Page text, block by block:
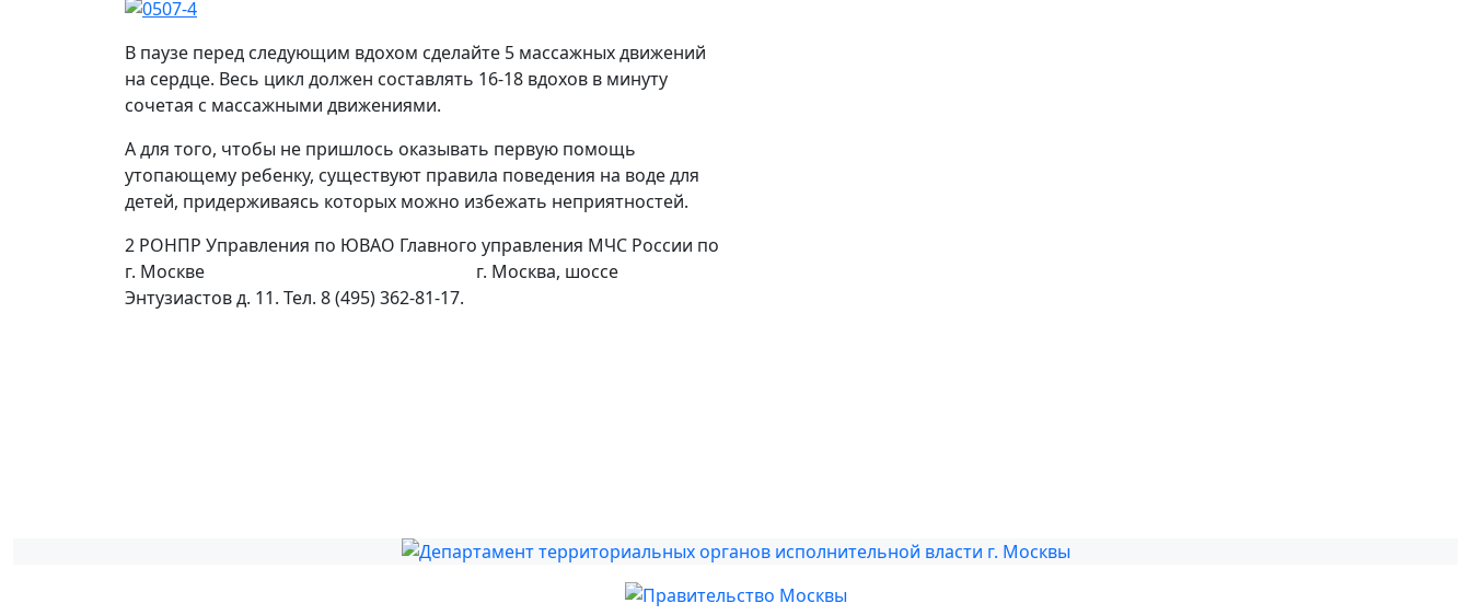
В паузе перед следующим вдохом сделайте 5 массажных движений
на сердце. Весь цикл должен составлять 16-18 вдохов в минуту
сочетая с массажными движениями.
А для того, чтобы не пришлось оказывать первую помощь
утопающему ребенку, существуют правила поведения на воде для
детей, придерживаясь которых можно избежать неприятностей.
2 РОНПР Управления по ЮВАО Главного управления МЧС России по
г. Москве г. Москва, шоссе
Энтузиастов д. 11. Тел. 8 (495) 362-81-17.